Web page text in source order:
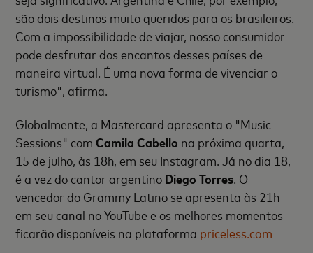
são dois destinos muito queridos para os brasileiros.
Com a impossibilidade de viajar, nosso consumidor
pode desfrutar dos encantos desses países de
maneira virtual. É uma nova forma de vivenciar o
turismo", afirma.
Globalmente, a Mastercard apresenta o "Music
Sessions" comCamila Cabello na próxima quarta,
15 de julho, às 18h, em seu Instagram. Já no dia 18,
é a vez do cantor argentino Diego Torres. O
vencedor do Grammy Latino se apresenta às 21h
em seu canal no YouTube e os melhores momentos
ficarão disponíveis na plataforma priceless.com